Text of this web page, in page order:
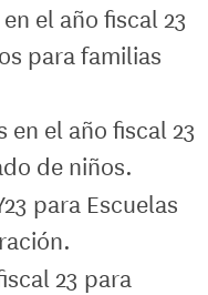
el año fiscal 23
para familias
el año fiscal 23
de niños.
para Escuelas
23 para